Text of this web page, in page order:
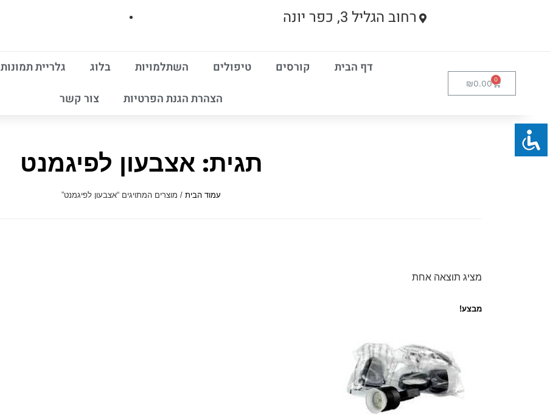
רחוב הגליל 3, כפר יונה
₪0.00
דף הבית קורסים טיפולים השתלמויות בלוג גלריית תמונות
הצהרת הגנת הפרטיות
צור קשר
תגית: אצבעון לפיגמנט
עמוד הבית / מוצרים המתויגים “אצבעון לפיגמנט”
מציג תוצאה אחת
מבצע!